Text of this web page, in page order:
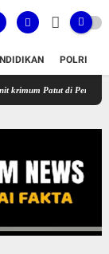
POLRI
Hukum di